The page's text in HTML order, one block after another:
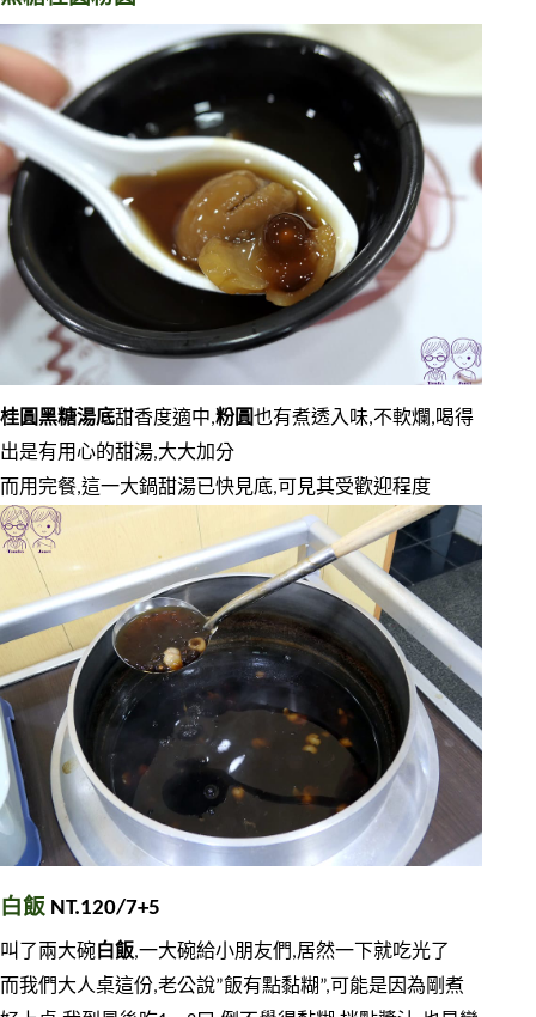
桂圓黑糖湯底甜香度適中,粉圓也有煮透入味,不軟爛,喝得
出是有用心的甜湯,大大加分
而用完餐,這一大鍋甜湯已快見底,可見其受歡迎程度
白飯 NT.120/7+5
叫了兩大碗 白飯,一大碗給小朋友們,居然一下就吃光了
而我們大人桌這份,老公說”飯有點黏糊”,可能是因為剛煮